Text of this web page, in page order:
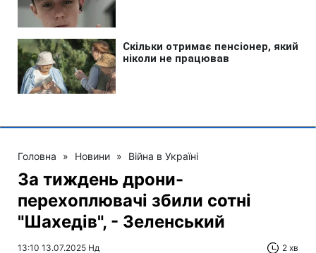
Головна » Новини » Війна в Україні
За тиждень дрони-
перехоплювачі збили сотні
"Шахедів", - Зеленський
13:10 13.07.2025 Нд 2 хв